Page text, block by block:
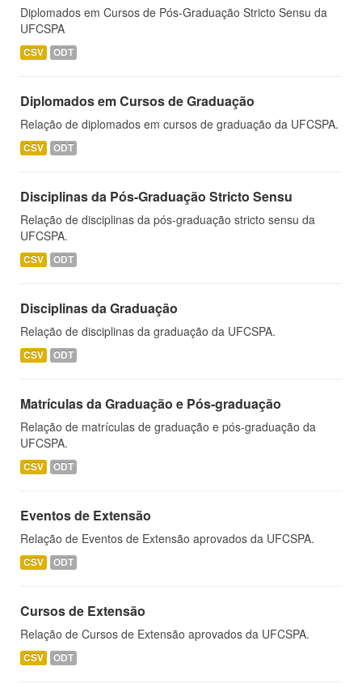
Diplomados em Cursos de Pós-Graduação Stricto Sensu da
UFCSPA
CSV ODT
Diplomados em Cursos de Graduação
Relação de diplomados em cursos de graduação da UFCSPA.
CSV ODT
Disciplinas da Pós-Graduação Stricto Sensu
Relação de disciplinas da pós-graduação stricto sensu da
UFCSPA.
CSV ODT
Disciplinas da Graduação
Relação de disciplinas da graduação da UFCSPA.
CSV ODT
Matrículas da Graduação e Pós-graduação
Relação de matrículas de graduação e pós-graduação da
UFCSPA.
CSV ODT
Eventos de Extensão
Relação de Eventos de Extensão aprovados da UFCSPA.
CSV ODT
Cursos de Extensão
Relação de Cursos de Extensão aprovados da UFCSPA.
CSV ODT